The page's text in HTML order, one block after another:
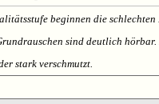
beginnen die
sind deutlich
stark verschmutzt.